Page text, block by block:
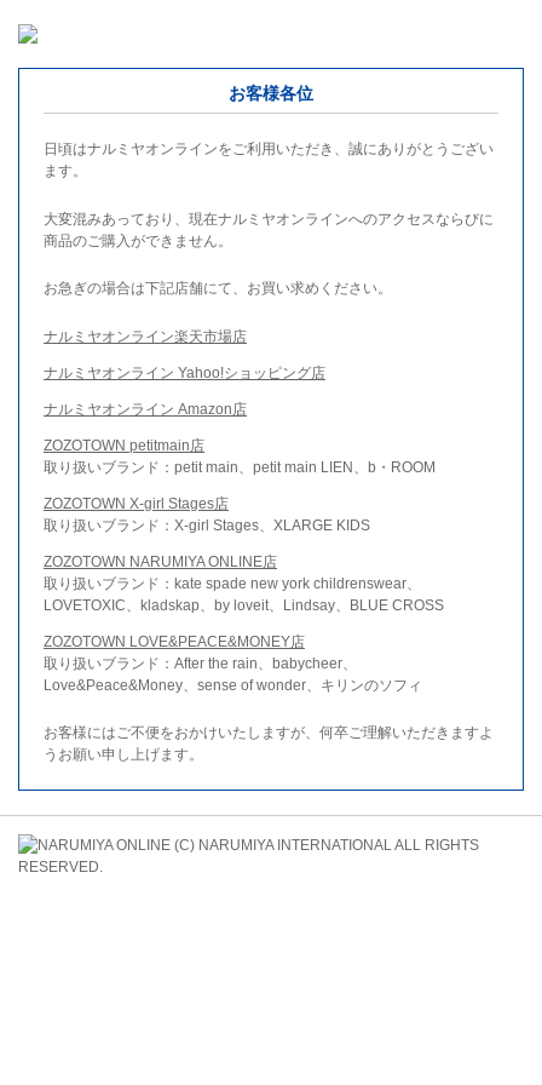
お客様各位
日頃はナルミヤオンラインをご利用いただき、誠にありがとうござい
ます。
大変混みあっており、現在ナルミヤオンラインへのアクセスならびに
商品のご購入ができません。
お急ぎの場合は下記店舗にて、お買い求めください。
ナルミヤオンライン楽天市場店
ナルミヤオンライン Yahoo!ショッピング店
ナルミヤオンライン Amazon店
ZOZOTOWN petitmain店
取り扱いブランド：petit main、petit main LIEN、b・ROOM
ZOZOTOWN X-girl Stages店
取り扱いブランド：X-girl Stages、XLARGE KIDS
ZOZOTOWN NARUMIYA ONLINE店
取り扱いブランド：kate spade new york childrenswear、
LOVETOXIC、kladskap、by loveit、Lindsay、BLUE CROSS
ZOZOTOWN LOVE&PEACE&MONEY店
取り扱いブランド：After the rain、babycheer、
Love&Peace&Money、sense of wonder、キリンのソフィ
お客様にはご不便をおかけいたしますが、何卒ご理解いただきますよ
うお願い申し上げます。